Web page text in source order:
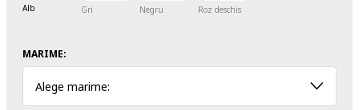
Alb Gri Negru Roz deschis
MARIME:
Alege marime: